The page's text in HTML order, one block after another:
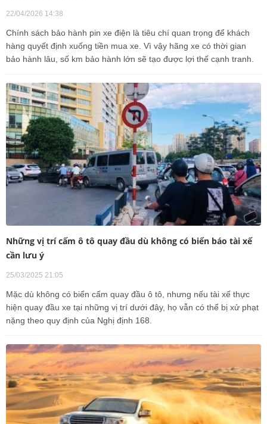
22/04/2026 14:38
Chính sách bảo hành pin xe điện là tiêu chí quan trọng để khách
hàng quyết định xuống tiền mua xe. Vì vậy hãng xe có thời gian
bảo hành lâu, số km bảo hành lớn sẽ tạo được lợi thế cạnh tranh.
Những vị trí cấm ô tô quay đầu dù không có biển báo tài xế
cần lưu ý
25/03/2025 21:05
Mặc dù không có biển cấm quay đầu ô tô, nhưng nếu tài xế thực
hiện quay đầu xe tại những vị trí dưới đây, họ vẫn có thể bị xử phạt
nặng theo quy định của Nghị định 168.